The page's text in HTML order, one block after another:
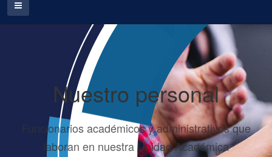
Nuestro personal
Funcionarios académicos y administrativos que
laboran en nuestra Unidad Académica